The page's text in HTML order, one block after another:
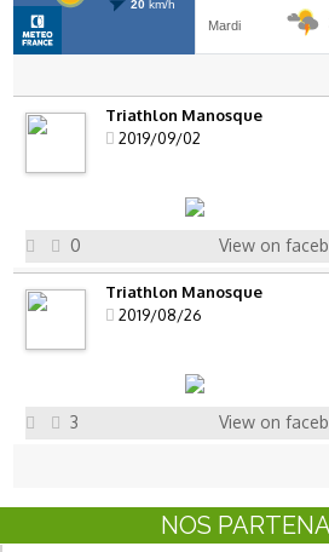
Triathlon Manosque
2019/09/02
0 View on
Triathlon Manosque
2019/08/26
3 View on
NOS